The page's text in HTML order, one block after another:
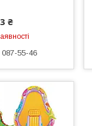
₴
55-46